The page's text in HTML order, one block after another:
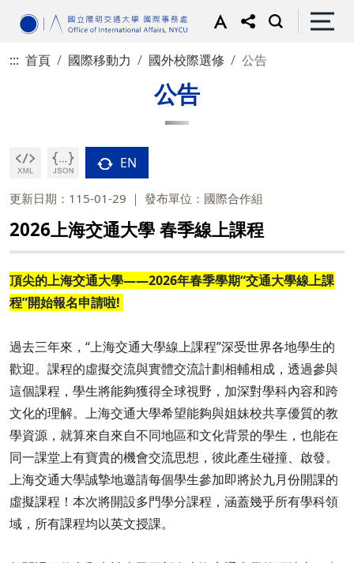
::: 首頁 國際移動力 國外校際選修 公告
公告
EN
更新日期：115-01-29 發布單位：國際合作組
2026上海交通大學 春季線上課程
頂尖的上海交通大學——2026年春季學期“交通大學線上課
程”開始報名申請啦!
過去三年來，“上海交通大學線上課程”深受世界各地學生的
歡迎。課程的虛擬交流與實體交流計劃相輔相成，透過參與
這個課程，學生將能夠獲得全球視野，加深對學科內容和跨
文化的理解。上海交通大學希望能夠與姐妹校共享優質的教
學資源，就算來自來自不同地區和文化背景的學生，也能在
同一課堂上有寶貴的機會交流思想，彼此產生碰撞、啟發。
上海交通大學誠摯地邀請每個學生參加即將於九月份開課的
虛擬課程！本次將開設多門學分課程，涵蓋幾乎所有學科領
域，所有課程均以英文授課。